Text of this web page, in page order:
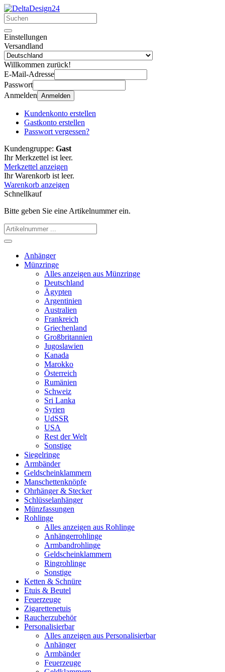
Einstellungen
Versandland
Willkommen zurück!
E-Mail-Adresse
Passwort
Anmelden Anmelden
Kundenkonto erstellen
Gastkonto erstellen
Passwort vergessen?
Kundengruppe: Gast
Ihr Merkzettel ist leer.
Merkzettel anzeigen
Ihr Warenkorb ist leer.
Warenkorb anzeigen
Schnellkauf
Bitte geben Sie eine Artikelnummer ein.
Anhänger
Münzringe
Alles anzeigen aus Münzringe
Deutschland
Ägypten
Argentinien
Australien
Frankreich
Griechenland
Großbritannien
Jugoslawien
Kanada
Marokko
Österreich
Rumänien
Schweiz
Sri Lanka
Syrien
UdSSR
USA
Rest der Welt
Sonstige
Siegelringe
Armbänder
Geldscheinklammern
Manschettenknöpfe
Ohrhänger & Stecker
Schlüsselanhänger
Münzfassungen
Rohlinge
Alles anzeigen aus Rohlinge
Anhängerrohlinge
Armbandrohlinge
Geldscheinklammern
Ringrohlinge
Sonstige
Ketten & Schnüre
Etuis & Beutel
Feuerzeuge
Zigarettenetuis
Raucherzubehör
Personalisierbar
Alles anzeigen aus Personalisierbar
Anhänger
Armbänder
Feuerzeuge